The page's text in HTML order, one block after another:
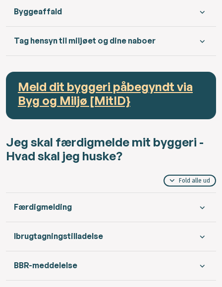
Byggeaffald
Tag hensyn til miljøet og dine naboer
Meld dit byggeri påbegyndt via
Byg og Miljø [MitID}
Jeg skal færdigmelde mit byggeri -
Hvad skal jeg huske?
Fold alle ud
Færdigmelding
Ibrugtagningstilladelse
BBR-meddelelse